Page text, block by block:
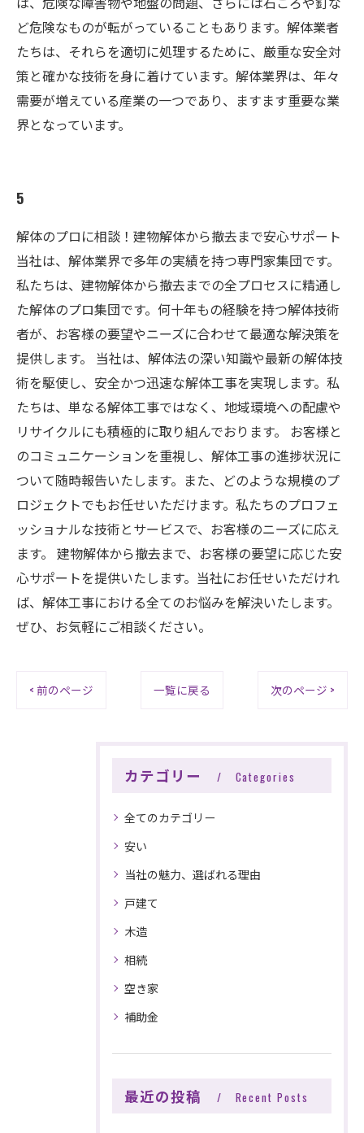
ど危険なものが転がっていることもあります。解体業者
たちは、それらを適切に処理するために、厳重な安全対
策と確かな技術を身に着けています。解体業界は、年々
需要が増えている産業の一つであり、ますます重要な業
界となっています。
5
解体のプロに相談！建物解体から撤去まで安心サポート
当社は、解体業界で多年の実績を持つ専門家集団です。
私たちは、建物解体から撤去までの全プロセスに精通し
た解体のプロ集団です。何十年もの経験を持つ解体技術
者が、お客様の要望やニーズに合わせて最適な解決策を
提供します。 当社は、解体法の深い知識や最新の解体技
術を駆使し、安全かつ迅速な解体工事を実現します。私
たちは、単なる解体工事ではなく、地域環境への配慮や
リサイクルにも積極的に取り組んでおります。 お客様と
のコミュニケーションを重視し、解体工事の進捗状況に
ついて随時報告いたします。また、どのような規模のプ
ロジェクトでもお任せいただけます。私たちのプロフェ
ッショナルな技術とサービスで、お客様のニーズに応え
ます。 建物解体から撤去まで、お客様の要望に応じた安
心サポートを提供いたします。当社にお任せいただけれ
ば、解体工事における全てのお悩みを解決いたします。
ぜひ、お気軽にご相談ください。
< 前のページ 一覧に戻る 次のページ >
カテゴリー Categories
全てのカテゴリー
安い
当社の魅力、選ばれる理由
戸建て
木造
相続
空き家
補助金
最近の投稿 Recent Posts
★見積無料★
株式会社ユーネクト